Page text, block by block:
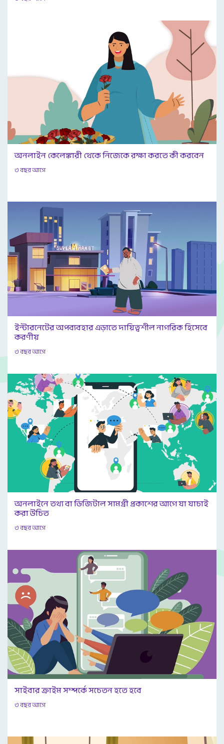
অনলাইন কেলেঙ্কারী থেকে নিজেকে রক্ষা করতে কী করবেন
৩ বছর আগে
ইন্টারনেটের অপব্যবহার এড়াতে দায়িত্বশীল নাগরিক হিসেবে
করণীয়
৩ বছর আগে
অনলাইনে তথ্য বা ডিজিটাল সামগ্রী প্রকাশের আগে যা যাচাই
করা উচিত
৩ বছর আগে
সাইবার ক্রাইম সম্পর্কে সচেতন হতে হবে
৩ বছর আগে